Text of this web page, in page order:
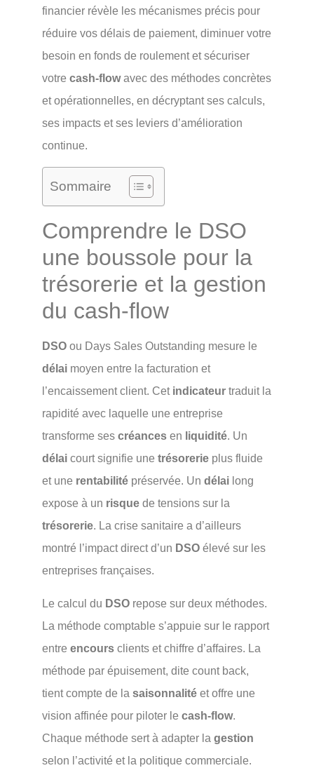
financier révèle les mécanismes précis pour
réduire vos délais de paiement, diminuer votre
besoin en fonds de roulement et sécuriser
votre cash-flowavec des méthodes concrètes
et opérationnelles, en décryptant ses calculs,
ses impacts et ses leviers d’amélioration
continue.
Sommaire
Comprendre le DSO
une boussole pour la
trésorerie et la gestion
du cash-flow
DSO ou Days Sales Outstanding mesure le
délai moyen entre la facturation et
l’encaissement client. Cet indicateur traduit la
rapidité avec laquelle une entreprise
transforme ses créances en liquidité. Un
délai court signifie une trésorerie plus fluide
et une rentabilité préservée. Un délai long
expose à un risque de tensions sur la
trésorerie. La crise sanitaire a d’ailleurs
montré l’impact direct d’un DSO élevé sur les
entreprises françaises.
Le calcul du DSO repose sur deux méthodes.
La méthode comptable s’appuie sur le rapport
entre encours clients et chiffre d’affaires. La
méthode par épuisement, dite count back,
tient compte de la saisonnalité et offre une
vision affinée pour piloter le cash-flow.
Chaque méthode sert à adapter la gestion
selon l’activité et la politique commerciale.